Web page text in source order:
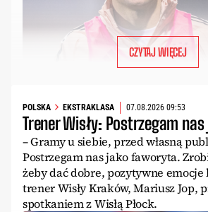
CZYTAJ WIĘCEJ
POLSKA EKSTRAKLASA 07.08.2026 09:53
Trener Wisły: Postrzegam
– Gramy u siebie, przed własną
Postrzegam nas jako faworyta.
żeby dać dobre, pozytywne emocje
trener Wisły Kraków, Mariusz Jop,
spotkaniem z Wisłą Płock.